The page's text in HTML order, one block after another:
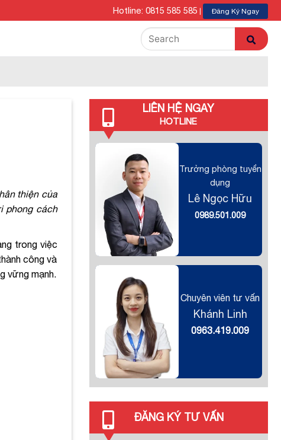
Hotline: 0815 585 585 Đăng Ký Ngay
thiện của
phong cách
trong việc
công và
vững mạnh.
LIÊN HỆ NGAY
HOTLINE
Trưởng phòng tuyển
dụng
Lê Ngọc Hữu
0989.501.009
Chuyên viên tư vấn
Khánh Linh
0963.419.009
ĐĂNG KÝ TƯ VẤN